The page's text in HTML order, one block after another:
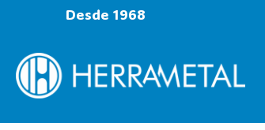
Desde 1968